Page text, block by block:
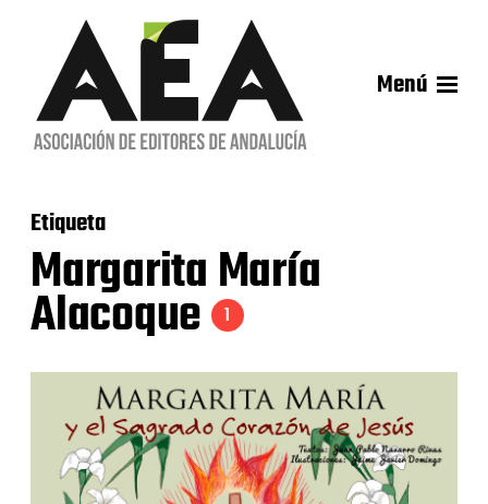
Menú
Etiqueta
Margarita María
Alacoque 1